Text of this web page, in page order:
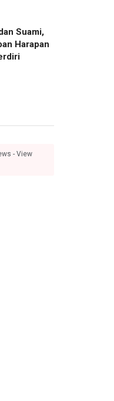
Suami,
Harapan
- View